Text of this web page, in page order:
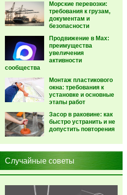
Морские перевозки:
требования к грузам,
документам и
безопасности
Продвижение в Max:
преимущества
увеличения
активности
сообщества
Монтаж пластикового
окна: требования к
установке и основные
этапы работ
Засор в раковине: как
быстро устранить и не
допустить повторения
Случайные советы